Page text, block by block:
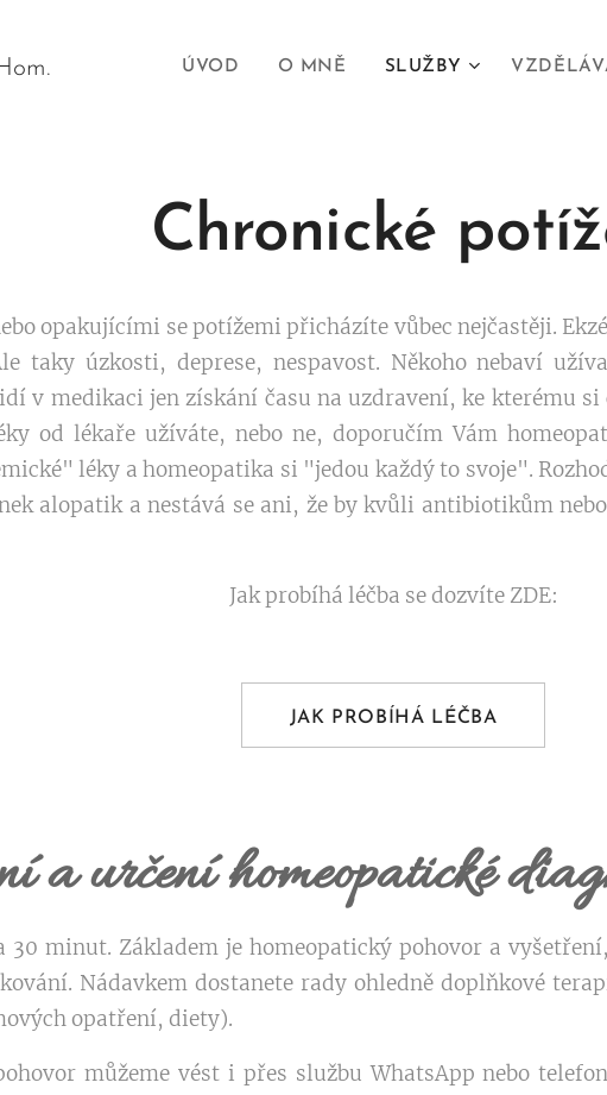
ÚVOD O MNĚ SLUŽBY
Chronické
opakujícími se potížemi přicházíte vůbec nejčastěji.
taky úzkosti, deprese, nespavost. Někoho nebaví
v medikaci jen získání času na uzdravení, ke kterému si
od lékaře užíváte, nebo ne, doporučím Vám
léky a homeopatika si "jedou každý to svoje".
alopatik a nestává se ani, že by kvůli antibiotikům
Jak probíhá léčba se dozvíte ZDE:
JAK PROBÍHÁ LÉČBA
a určení homeopatické
30 minut. Základem je homeopatický pohovor a
Nádavkem dostanete rady ohledně doplňkové
opatření, diety).
můžeme vést i přes službu WhatsApp nebo